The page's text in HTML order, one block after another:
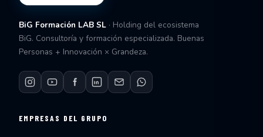
BiG Formación LAB SL · Holding del ecosistema
BiG. Consultoría y formación especializada. Buenas
Personas + Innovación × Grandeza.
EMPRESAS DEL GRUPO